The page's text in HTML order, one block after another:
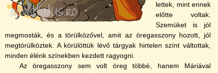
lettek, mint ennek
előtte voltak.
Szemüket is jól
megmosták, és a törülközővel, amit az öregasszony hozott, jól
megtörülköztek. A körülöttük lévő tárgyak hirtelen szí­nt váltottak,
minden élénk szí­nekben kezdett ragyogni.
Az öregasszony sem volt öreg többé, hanem Máriával